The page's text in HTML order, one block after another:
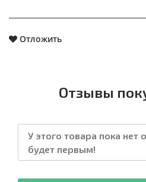
Отложить
Отзывы
У этого товара пока
будет первым!